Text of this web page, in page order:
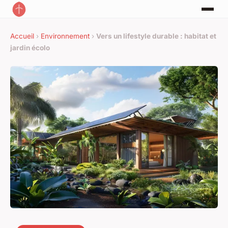
Accueil › Environnement › Vers un lifestyle durable : habitat et
jardin écolo